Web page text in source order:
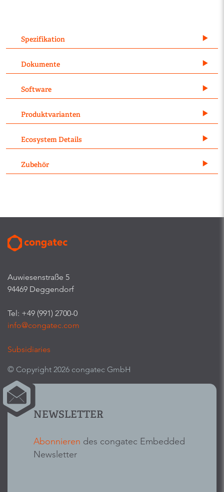
Spezifikation
Dokumente
Software
Produktvarianten
Ecosystem Details
Zubehör
Auwiesenstraße 5
94469 Deggendorf
Tel: +49 (991) 2700-0
info@congatec.com
Subsidiaries
© Copyright 2026 congatec GmbH
NEWSLETTER
Abonnieren des congatec Embedded
Newsletter